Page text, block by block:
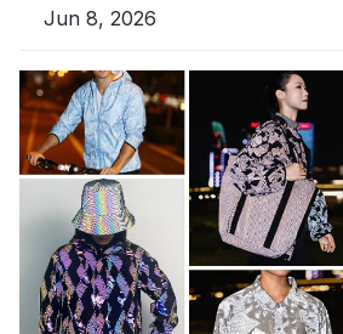
Jun 8, 2026